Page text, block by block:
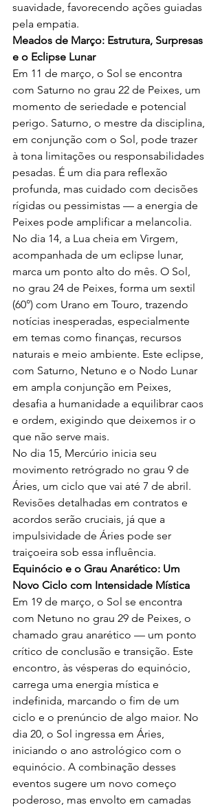
suavidade, favorecendo ações guiadas
pela empatia.
Meados de Março: Estrutura, Surpresas
e o Eclipse Lunar
Em 11 de março, o Sol se encontra
com Saturno no grau 22 de Peixes, um
momento de seriedade e potencial
perigo. Saturno, o mestre da disciplina,
em conjunção com o Sol, pode trazer
à tona limitações ou responsabilidades
pesadas. É um dia para reflexão
profunda, mas cuidado com decisões
rígidas ou pessimistas — a energia de
Peixes pode amplificar a melancolia.
No dia 14, a Lua cheia em Virgem,
acompanhada de um eclipse lunar,
marca um ponto alto do mês. O Sol,
no grau 24 de Peixes, forma um sextil
(60°) com Urano em Touro, trazendo
notícias inesperadas, especialmente
em temas como finanças, recursos
naturais e meio ambiente. Este eclipse,
com Saturno, Netuno e o Nodo Lunar
em ampla conjunção em Peixes,
desafia a humanidade a equilibrar caos
e ordem, exigindo que deixemos ir o
que não serve mais.
No dia 15, Mercúrio inicia seu
movimento retrógrado no grau 9 de
Áries, um ciclo que vai até 7 de abril.
Revisões detalhadas em contratos e
acordos serão cruciais, já que a
impulsividade de Áries pode ser
traiçoeira sob essa influência.
Equinócio e o Grau Anarético: Um
Novo Ciclo com Intensidade Mística
Em 19 de março, o Sol se encontra
com Netuno no grau 29 de Peixes, o
chamado grau anarético — um ponto
crítico de conclusão e transição. Este
encontro, às vésperas do equinócio,
carrega uma energia mística e
indefinida, marcando o fim de um
ciclo e o prenúncio de algo maior. No
dia 20, o Sol ingressa em Áries,
iniciando o ano astrológico com o
equinócio. A combinação desses
eventos sugere um novo começo
poderoso, mas envolto em camadas